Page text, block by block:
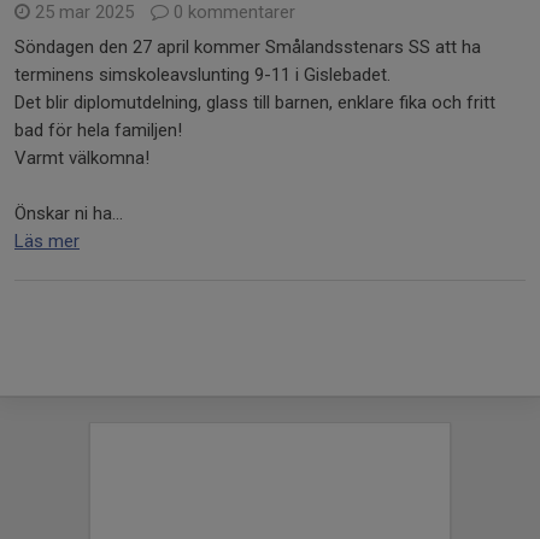
25 mar 2025
0 kommentarer
Söndagen den 27 april kommer Smålandsstenars SS att ha
terminens simskoleavslunting 9-11 i Gislebadet.
Det blir diplomutdelning, glass till barnen, enklare fika och fritt
bad för hela familjen!
Varmt välkomna!
Önskar ni ha...
Läs mer